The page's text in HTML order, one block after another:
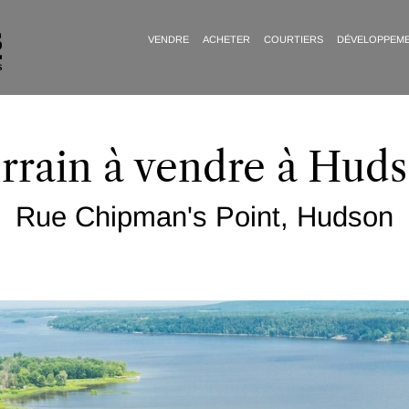
VENDRE ACHETER COURTIERS
à vendre à
Rue Chipman's Point, Hudson